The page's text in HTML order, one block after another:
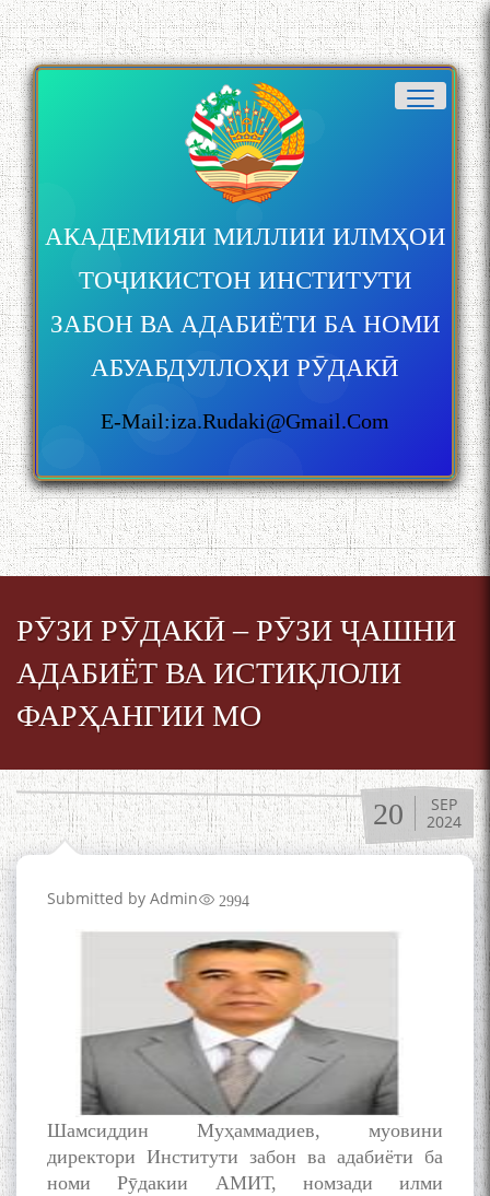
АКАДЕМИЯИ МИЛЛИИ ИЛМҲОИ
ТОҶИКИСТОН ИНСТИТУТИ
ЗАБОН ВА АДАБИЁТИ БА НОМИ
АБУАБДУЛЛОҲИ РӮДАКӢ
E-Mail:iza.rudaki@gmail.com
РӮЗИ РӮДАКӢ – РӮЗИ ҶАШНИ
АДАБИЁТ ВА ИСТИҚЛОЛИ
ФАРҲАНГИИ МО
20
SEP
2024
Submitted by Admin 2994
Шамсиддин Муҳаммадиев, муовини
директори Институти забон ва адабиёти ба
номи Рӯдакии АМИТ, номзади илми